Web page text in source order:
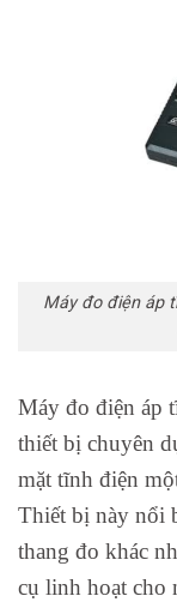
Máy đo điện áp
Máy đo điện áp
thiết bị chuyên
mặt tĩnh điện
Thiết bị này nổi
thang đo khác
cụ linh hoạt cho